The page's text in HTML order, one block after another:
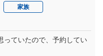
様子を、大変嬉しく拝見
ッフの対応、3月にはご家
のご利用とのこと、本当
家族
っていたので、予約してい